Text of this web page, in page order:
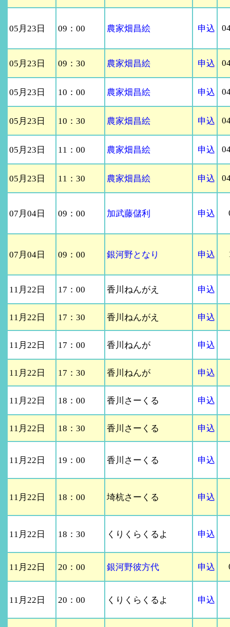
05月23日 09：00 農家畑昌絵 申込
05月23日 09：30 農家畑昌絵 申込
05月23日 10：00 農家畑昌絵 申込
05月23日 10：30 農家畑昌絵 申込
05月23日 11：00 農家畑昌絵 申込
05月23日 11：30 農家畑昌絵 申込
07月04日 09：00 加武藤儲利 申込
07月04日 09：00 銀河野となり 申込
11月22日 17：00 香川ねんがえ 申込
11月22日 17：30 香川ねんがえ 申込
11月22日 17：00 香川ねんが 申込
11月22日 17：30 香川ねんが 申込
11月22日 18：00 香川さーくる 申込
11月22日 18：30 香川さーくる 申込
11月22日 19：00 香川さーくる 申込
11月22日 18：00 埼杭さーくる 申込
11月22日 18：30 くりくらくるよ 申込
11月22日 20：00 銀河野彼方代 申込
11月22日 20：00 くりくらくるよ 申込